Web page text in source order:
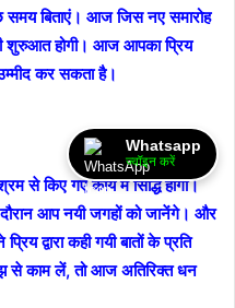
बिताएं। आज जिस नए समारोह
शुरुआत होगी। आज आपका प्रिय
कर सकता है।
किए गए कार्य में सिद्धि होगी।
आप नयी जगहों को जानेंगे। और
द्वारा कही गयी बातों के प्रति
काम लें, तो आज अतिरिक्त धन
Whatsapp
ज्वॉइन करें